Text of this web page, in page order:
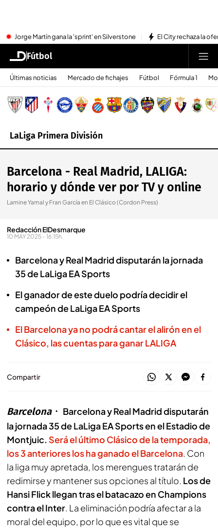
Jorge Martín gana la 'sprint' en Silverstone El City rechaza la
Fútbol
Últimas noticias Mercado de fichajes Fútbol Fórmula 1
LaLiga Primera División
Barcelona - Real Madrid, LALIGA:
horario y dónde ver por TV y online
Lamine Yamal y Fran García en El Clásico (Cordon Press)
Redacción ElDesmarque
10 MAY 2025 - 16:15h.
Barcelona y Real Madrid disputarán la jornada
35 de LaLiga EA Sports
El ganador de este duelo podría decidir el
campeón de LaLiga EA Sports
El Barcelona ya no podrá cantar el alirón en el
Clásico, las cuentas para ganar LALIGA
Compartir
Barcelona
Barcelona y Real Madrid disputarán
la jornada 35 de LaLiga EA Sports en el Estadio de
Montjuic. Será el último Clásico de la temporada,
los 3 anteriores los ha ganado el Barcelona. Con
la liga muy apretada, los merengues tratarán de
redimirse y mantener sus opciones al título. Los de
Hansi Flick llegan tras el batacazo en Champions
contra el Inter. La eliminación podría afectar a la
moral del equipo, por lo que es vital que se